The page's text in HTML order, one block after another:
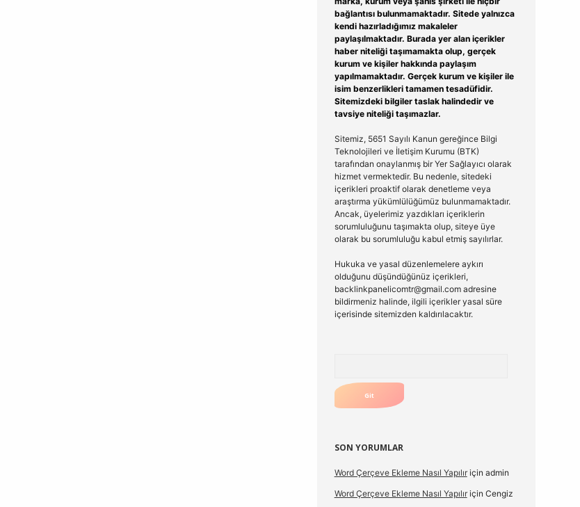
bağlantısı bulunmamaktadır. Sitede yalnızca
kendi hazırladığımız makaleler
paylaşılmaktadır. Burada yer alan içerikler
haber niteliği taşımamakta olup, gerçek
kurum ve kişiler hakkında paylaşım
yapılmamaktadır. Gerçek kurum ve kişiler ile
isim benzerlikleri tamamen tesadüfidir.
Sitemizdeki bilgiler taslak halindedir ve
tavsiye niteliği taşımazlar.
Sitemiz, 5651 Sayılı Kanun gereğince Bilgi
Teknolojileri ve İletişim Kurumu (BTK)
tarafından onaylanmış bir Yer Sağlayıcı olarak
hizmet vermektedir. Bu nedenle, sitedeki
içerikleri proaktif olarak denetleme veya
araştırma yükümlülüğümüz bulunmamaktadır.
Ancak, üyelerimiz yazdıkları içeriklerin
sorumluluğunu taşımakta olup, siteye üye
olarak bu sorumluluğu kabul etmiş sayılırlar.
Hukuka ve yasal düzenlemelere aykırı
olduğunu düşündüğünüz içerikleri,
backlinkpanelicomtr@gmail.comadresine
bildirmeniz halinde, ilgili içerikler yasal süre
içerisinde sitemizden kaldırılacaktır.
SON YORUMLAR
Word Çerçeve Ekleme Nasıl Yapılıriçin admin
Word Çerçeve Ekleme Nasıl Yapılıriçin Cengiz